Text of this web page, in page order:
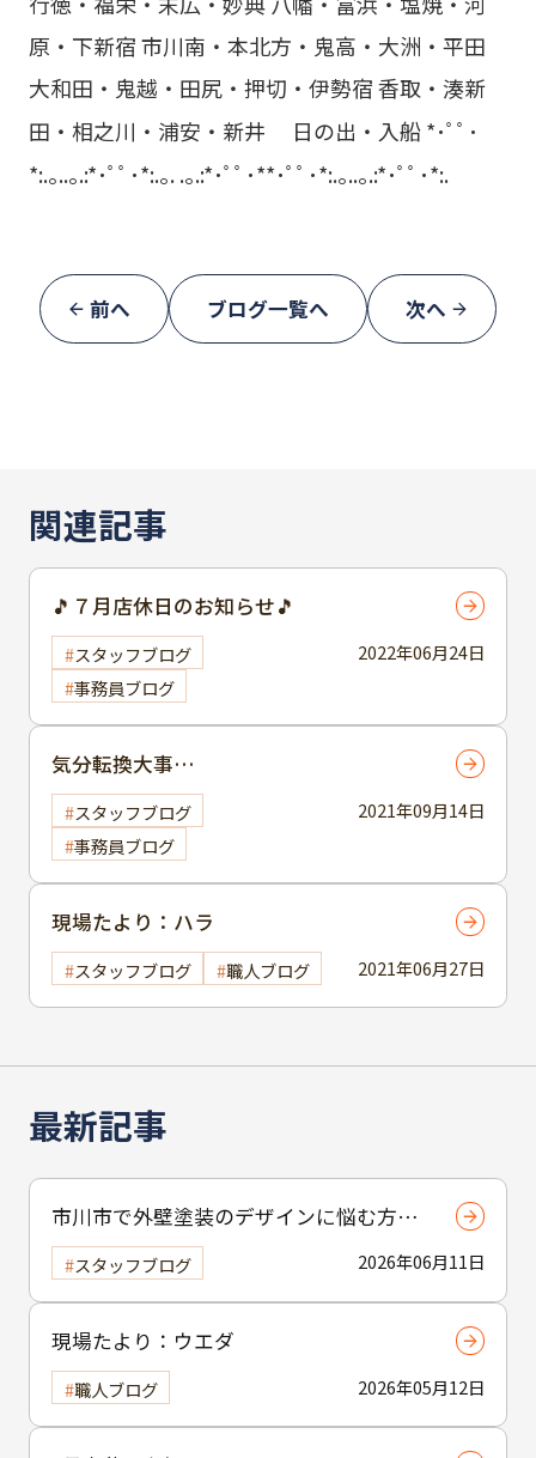
原・下新宿 市川南・本北方・鬼高・大洲・平田
大和田・鬼越・田尻・押切・伊勢宿 香取・湊新
田・相之川・浦安・新井 日の出・入船*･ﾟﾟ･
*:.｡..｡.:*･ﾟﾟ･*:.｡. .｡.:*･ﾟﾟ･**･ﾟﾟ･*:.｡..｡.:*･ﾟﾟ･*:.
前へ ブログ一覧へ 次へ
最新記事
市川市で外壁塗装のデザインに悩む方へ
｜ 色選びの失敗を防ぐポイント
2026年06月11日
スタッフブログ
現場たより：ウエダ
2026年05月12日
職人ブログ
関連記事
2022年06月24日
🎵７月店休日のお知らせ🎵
スタッフブログ
事務員ブログ
2021年09月14日
気分転換大事…
スタッフブログ
事務員ブログ
2021年06月27日
現場たより：ハラ
スタッフブログ 職人ブログ